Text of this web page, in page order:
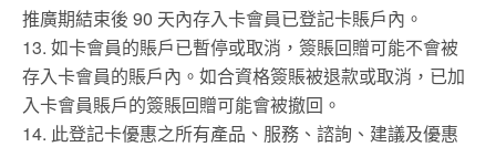
推廣期結束後 90 天內存入卡會員已登記卡賬戶內。
13. 如卡會員的賬戶已暫停或取消，簽賬回贈可能不會被
存入卡會員的賬戶內。如合資格簽賬被退款或取消，已加
入卡會員賬戶的簽賬回贈可能會被撤回。
14. 此登記卡優惠之所有產品、服務、諮詢、建議及優惠